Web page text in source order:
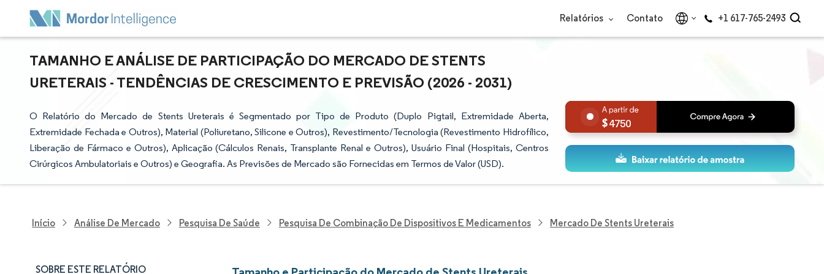
Relatórios Contato +1 617-765-2493
TAMANHO E ANÁLISE DE PARTICIPAÇÃO DO MERCADO DE STENTS
URETERAIS - TENDÊNCIAS DE CRESCIMENTO E PREVISÃO (2026 - 2031)
O Relatório do Mercado de Stents Ureterais é Segmentado por Tipo de Produto (Duplo Pigtail, Extremidade Aberta,
Extremidade Fechada e Outros), Material (Poliuretano, Silicone e Outros), Revestimento/Tecnologia (Revestimento Hidrofílico,
Liberação de Fármaco e Outros), Aplicação (Cálculos Renais, Transplante Renal e Outros), Usuário Final (Hospitais, Centros
Cirúrgicos Ambulatoriais e Outros) e Geografia. As Previsões de Mercado são Fornecidas em Termos de Valor (USD).
4750
Início Análise De Mercado Pesquisa De Saúde Pesquisa De Combinação De Dispositivos E Medicamentos Mercado De Stents Ureterais
SOBRE ESTE RELATÓRIO